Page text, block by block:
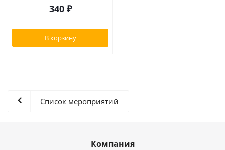
340₽
В корзину
Список мероприятий
Компания